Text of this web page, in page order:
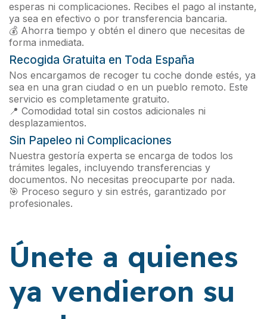
esperas ni complicaciones. Recibes el pago al instante,
ya sea en efectivo o por transferencia bancaria.
💰 Ahorra tiempo y obtén el dinero que necesitas de
forma inmediata.
Recogida Gratuita en Toda España
Nos encargamos de recoger tu coche donde estés, ya
sea en una gran ciudad o en un pueblo remoto. Este
servicio es completamente gratuito.
📍 Comodidad total sin costos adicionales ni
desplazamientos.
Sin Papeleo ni Complicaciones
Nuestra gestoría experta se encarga de todos los
trámites legales, incluyendo transferencias y
documentos. No necesitas preocuparte por nada.
🎯 Proceso seguro y sin estrés, garantizado por
profesionales.
Únete a quienes
ya vendieron su